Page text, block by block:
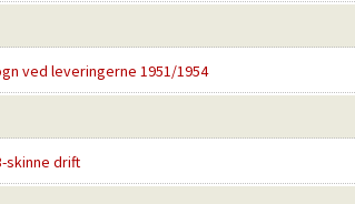
ved leveringerne 1951/1954
skinne drift